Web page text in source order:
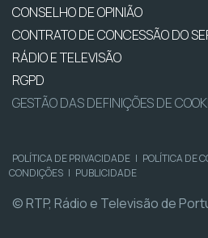
CONSELHO DE OPINIÃO
CONTRATO DE CONCESSÃO DO
RÁDIO E TELEVISÃO
RGPD
GESTÃO DAS DEFINIÇÕES DE
POLÍTICA DE PRIVACIDADE | POLÍTICA DE
CONDIÇÕES | PUBLICIDADE
© RTP, Rádio e Televisão de